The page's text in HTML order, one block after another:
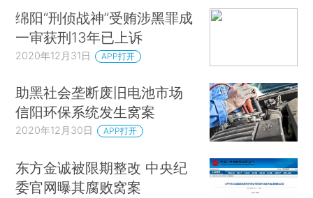
绵阳“刑侦战神”受贿涉黑罪成
一审获刑13年已上诉
2020年12月31日 APP打开
助黑社会垄断废旧电池市场
信阳环保系统发生窝案
2020年12月30日 APP打开
东方金诚被限期整改 中央纪
委官网曝其腐败窝案